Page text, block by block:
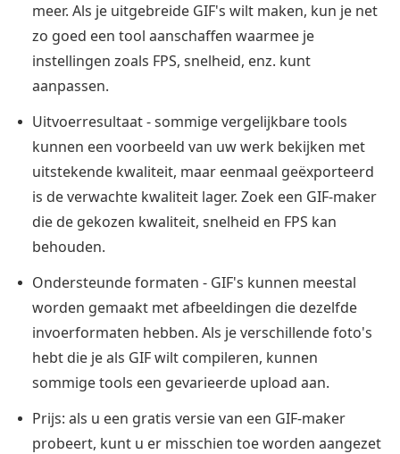
meer. Als je uitgebreide GIF's wilt maken, kun je net
zo goed een tool aanschaffen waarmee je
instellingen zoals FPS, snelheid, enz. kunt
aanpassen.
Uitvoerresultaat - sommige vergelijkbare tools
kunnen een voorbeeld van uw werk bekijken met
uitstekende kwaliteit, maar eenmaal geëxporteerd
is de verwachte kwaliteit lager. Zoek een GIF-maker
die de gekozen kwaliteit, snelheid en FPS kan
behouden.
Ondersteunde formaten - GIF's kunnen meestal
worden gemaakt met afbeeldingen die dezelfde
invoerformaten hebben. Als je verschillende foto's
hebt die je als GIF wilt compileren, kunnen
sommige tools een gevarieerde upload aan.
Prijs: als u een gratis versie van een GIF-maker
probeert, kunt u er misschien toe worden aangezet